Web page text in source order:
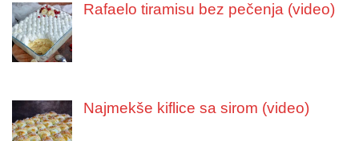
Rafaelo tiramisu bez pečenja (video)
Najmekše kiflice sa sirom (video)